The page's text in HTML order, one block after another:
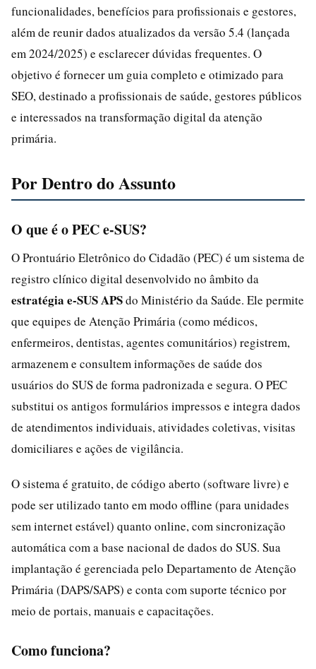
funcionalidades, benefícios para profissionais e gestores,
além de reunir dados atualizados da versão 5.4 (lançada
em 2024/2025) e esclarecer dúvidas frequentes. O
objetivo é fornecer um guia completo e otimizado para
SEO, destinado a profissionais de saúde, gestores públicos
e interessados na transformação digital da atenção
primária.
Por Dentro do Assunto
O que é o PEC e-SUS?
O Prontuário Eletrônico do Cidadão (PEC) é um sistema de
registro clínico digital desenvolvido no âmbito da
estratégia e-SUS APSdo Ministério da Saúde. Ele permite
que equipes de Atenção Primária (como médicos,
enfermeiros, dentistas, agentes comunitários) registrem,
armazenem e consultem informações de saúde dos
usuários do SUS de forma padronizada e segura. O PEC
substitui os antigos formulários impressos e integra dados
de atendimentos individuais, atividades coletivas, visitas
domiciliares e ações de vigilância.
O sistema é gratuito, de código aberto (software livre) e
pode ser utilizado tanto em modo offline (para unidades
sem internet estável) quanto online, com sincronização
automática com a base nacional de dados do SUS. Sua
implantação é gerenciada pelo Departamento de Atenção
Primária (DAPS/SAPS) e conta com suporte técnico por
meio de portais, manuais e capacitações.
Como funciona?